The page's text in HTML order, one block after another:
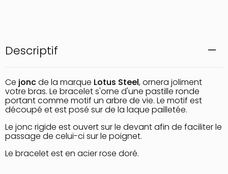
Descriptif
Ce joncde la marque Lotus Steel, ornera joliment
votre bras. Le bracelet s'orne d'une pastille ronde
portant comme motif un arbre de vie. Le motif est
découpé et est posé sur de la laque pailletée.
Le jonc rigide est ouvert sur le devant afin de faciliter le
passage de celui-ci sur le poignet.
Le bracelet est en acier rose doré.